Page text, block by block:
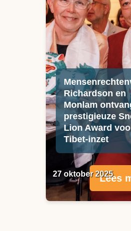
27 oktober 2025
Richardson en
Monlam
prestigieuze
Lion Award
Tibet-inzet
Lees